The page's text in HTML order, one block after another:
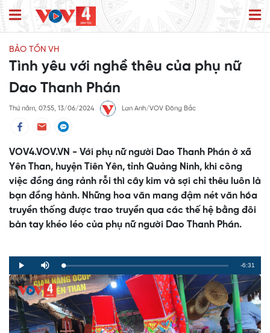
BẢO TỒN VH
Tình yêu với nghề thêu của phụ nữ
Dao Thanh Phán
Thứ năm, 07:55, 13/06/2024 Lan Anh/VOV Đông Bắc
VOV4.VOV.VN - Với phụ nữ người Dao Thanh Phán ở xã
Yên Than, huyện Tiên Yên, tỉnh Quảng Ninh, khi công
việc đồng áng rảnh rỗi thì cây kim và sợi chỉ thêu luôn là
bạn đồng hành. Những hoa văn mang đậm nét văn hóa
truyền thống được trao truyền qua các thế hệ bằng đôi
bàn tay khéo léo của phụ nữ người Dao Thanh Phán.
Play Mute Loaded:
0%
Progress:
0%
Remaining
Time
-6:31